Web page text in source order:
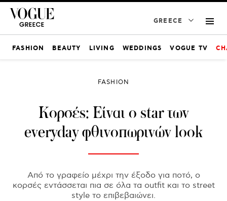
GREECE
FASHION BEAUTY LIVING WEDDINGS VOGUE TV
FASHION
Κορσές: Είναι ο star των
everyday φθινοπωρινών look
Από το γραφείο μέχρι την έξοδο για ποτό, ο
κορσές εντάσσεται πια σε όλα τα outfit και το street
style το επιβεβαιώνει.